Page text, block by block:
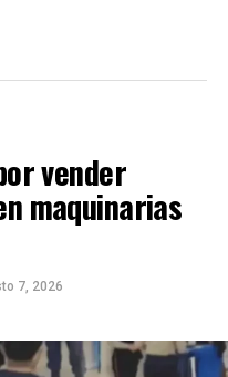
vender
maquinarias
7, 2026